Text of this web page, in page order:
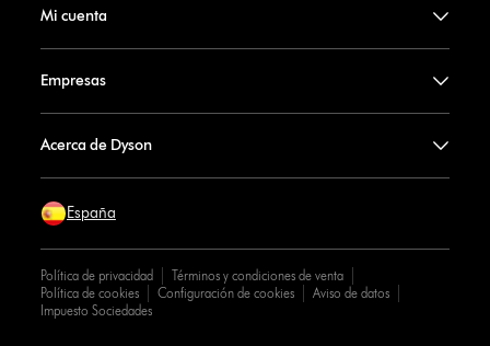
Mi cuenta
Empresas
Acerca de Dyson
España
Política de privacidad
Términos y condiciones de venta
Política de cookies
Configuración de cookies
Aviso de datos
Impuesto Sociedades